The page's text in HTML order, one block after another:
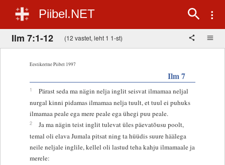
Piibel.NET
Ilm 7:1-12 (12 vastet, leht 1 1-st)
Eestikeelne Piibel 1997
Ilm 7
1
Pärast seda ma nägin nelja inglit seisvat ilmamaa neljal
nurgal kinni pidamas ilmamaa nelja tuult, et tuul ei puhuks
ilmamaa peale ega mere peale ega ühegi puu peale.
2
Ja ma nägin teist inglit tulevat üles päevatõusu poolt,
temal oli elava Jumala pitsat ning ta hüüdis suure häälega
neile neljale inglile, kellel oli lastud teha kahju ilmamaale ja
merele: